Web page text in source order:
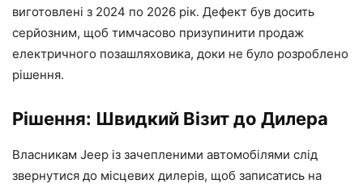
виготовлені з 2024 по 2026 рік. Дефект був досить
серйозним, щоб тимчасово призупинити продаж
електричного позашляховика, доки не було розроблено
рішення.
Рішення: Швидкий Візит до Дилера
Власникам Jeep із зачепленими автомобілями слід
звернутися до місцевих дилерів, щоб записатись на